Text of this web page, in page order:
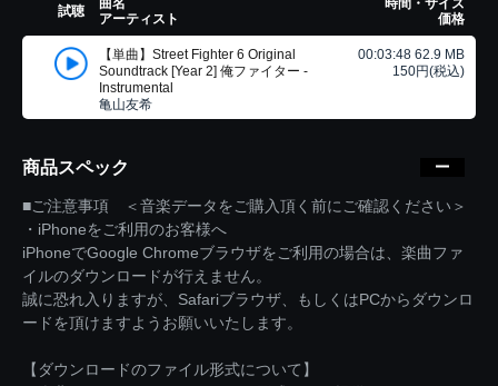
試聴
曲名
アーティスト
時間・サイズ
価格
【単曲】Street Fighter 6 Original
Soundtrack [Year 2] 俺ファイター -
Instrumental
亀山友希
00:03:48 62.9 MB
150円(税込)
商品スペック
■ご注意事項 ＜音楽データをご購入頂く前にご確認ください＞
・iPhoneをご利用のお客様へ
iPhoneでGoogle Chromeブラウザをご利用の場合は、楽曲ファ
イルのダウンロードが行えません。
誠に恐れ入りますが、Safariブラウザ、もしくはPCからダウンロ
ードを頂けますようお願いいたします。
【ダウンロードのファイル形式について】